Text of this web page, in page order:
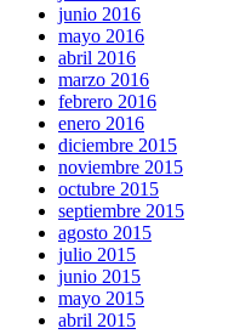
junio 2016
mayo 2016
abril 2016
marzo 2016
febrero 2016
enero 2016
diciembre 2015
noviembre 2015
octubre 2015
septiembre 2015
agosto 2015
julio 2015
junio 2015
mayo 2015
abril 2015